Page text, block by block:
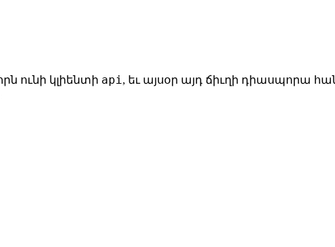
ունի կլիենտի api, եւ այսօր այդ ճիւղի դիասպորա